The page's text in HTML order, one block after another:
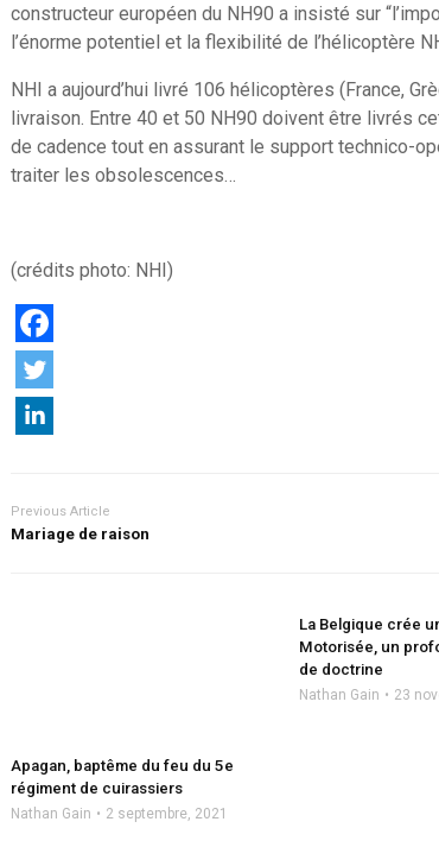
constructeur européen du NH90 a insisté sur
l’énorme potentiel et la flexibilité de l’hélicoptère
NHI a aujourd’hui livré 106 hélicoptères (France,
livraison. Entre 40 et 50 NH90 doivent être livrés
de cadence tout en assurant le support technico-
traiter les obsolescences…
(crédits photo: NHI)
Previous Article
Mariage de raison
Apagan, baptême du feu du 5e
régiment de cuirassiers
Nathan Gain 2 septembre, 2021
La Belgique crée
Motorisée, un
de doctrine
Nathan Gain 23